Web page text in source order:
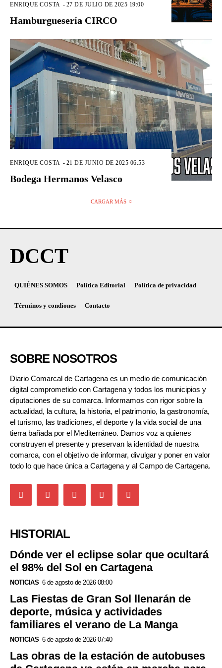
ENRIQUE COSTA - 27 DE JULIO DE 2025 19:00
Hamburguesería CIRCO
ENRIQUE COSTA - 21 DE JUNIO DE 2025 06:53
Bodega Hermanos Velasco
CARGAR MÁS
DCCT
QUIÉNES SOMOS Política Editorial Política de privacidad
Términos y condiones Contacto
SOBRE NOSOTROS
Diario Comarcal de Cartagena es un medio de comunicación
digital comprometido con Cartagena y todos los municipios y
diputaciones de su comarca. Informamos con rigor sobre la
actualidad, la cultura, la historia, el patrimonio, la gastronomía,
el turismo, las tradiciones, el deporte y la vida social de una
tierra bañada por el Mediterráneo. Damos voz a quienes
construyen el presente y preservan la identidad de nuestra
comarca, con el objetivo de informar, divulgar y poner en valor
todo lo que hace única a Cartagena y al Campo de Cartagena.
HISTORIAL
Dónde ver el eclipse solar que ocultará
el 98% del Sol en Cartagena
NOTICIAS 6 de agosto de 2026 08:00
Las Fiestas de Gran Sol llenarán de
deporte, música y actividades
familiares el verano de La Manga
NOTICIAS 6 de agosto de 2026 07:40
Las obras de la estación de autobuses